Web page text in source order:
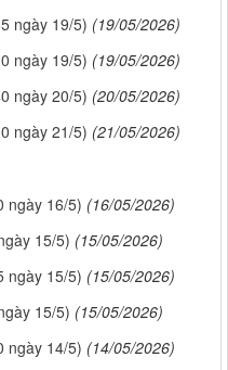
ngày 19/5) (19/05/2026)
ngày 19/5) (19/05/2026)
ngày 20/5) (20/05/2026)
ngày 21/5) (21/05/2026)
ngày 16/5) (16/05/2026)
15/5) (15/05/2026)
ngày 15/5) (15/05/2026)
15/5) (15/05/2026)
ngày 14/5) (14/05/2026)